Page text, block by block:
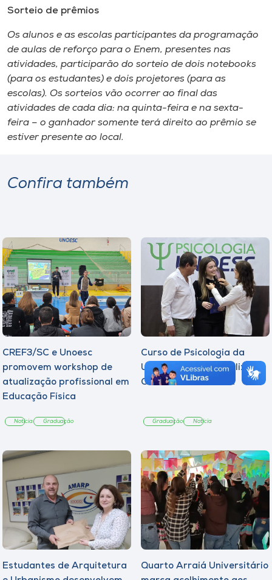
Sorteio de prêmios
Os alunos e as escolas participantes da programação
de aulas de reforço para o Enem, presentes nas
atividades, participarão do sorteio de dois notebooks
(para os estudantes) e dois projetores (para as
escolas). Os sorteios vão ocorrer ao final das
atividades de cada dia: na quinta-feira e na sexta-
feira – o ganhador somente terá direito ao prêmio se
estiver presente ao local.
Confira também
CREF3/SC e Unoesc
promovem workshop de
atualização profissional em
Educação Física
Notícia Graduação
Curso de Psicologia da
Unoesc Joaçaba realiza 2ª
Cerimônia do Botton
Graduação Notícia
Estudantes de Arquitetura
Quarto Arraiá Universitário